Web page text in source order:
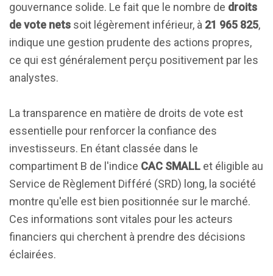
gouvernance solide. Le fait que le nombre de droits
de vote nets soit légèrement inférieur, à 21 965 825,
indique une gestion prudente des actions propres,
ce qui est généralement perçu positivement par les
analystes.
La transparence en matière de droits de vote est
essentielle pour renforcer la confiance des
investisseurs. En étant classée dans le
compartiment B de l'indice CAC SMALL et éligible au
Service de Règlement Différé (SRD) long, la société
montre qu'elle est bien positionnée sur le marché.
Ces informations sont vitales pour les acteurs
financiers qui cherchent à prendre des décisions
éclairées.